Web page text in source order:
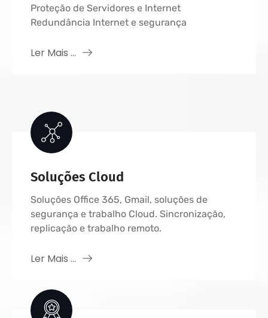
Proteção de Servidores e Internet
Redundância Internet e segurança
Ler Mais ...
Soluções Cloud
Soluções Office 365, Gmail, soluções de
segurança e trabalho Cloud. Sincronização,
replicação e trabalho remoto.
Ler Mais ...